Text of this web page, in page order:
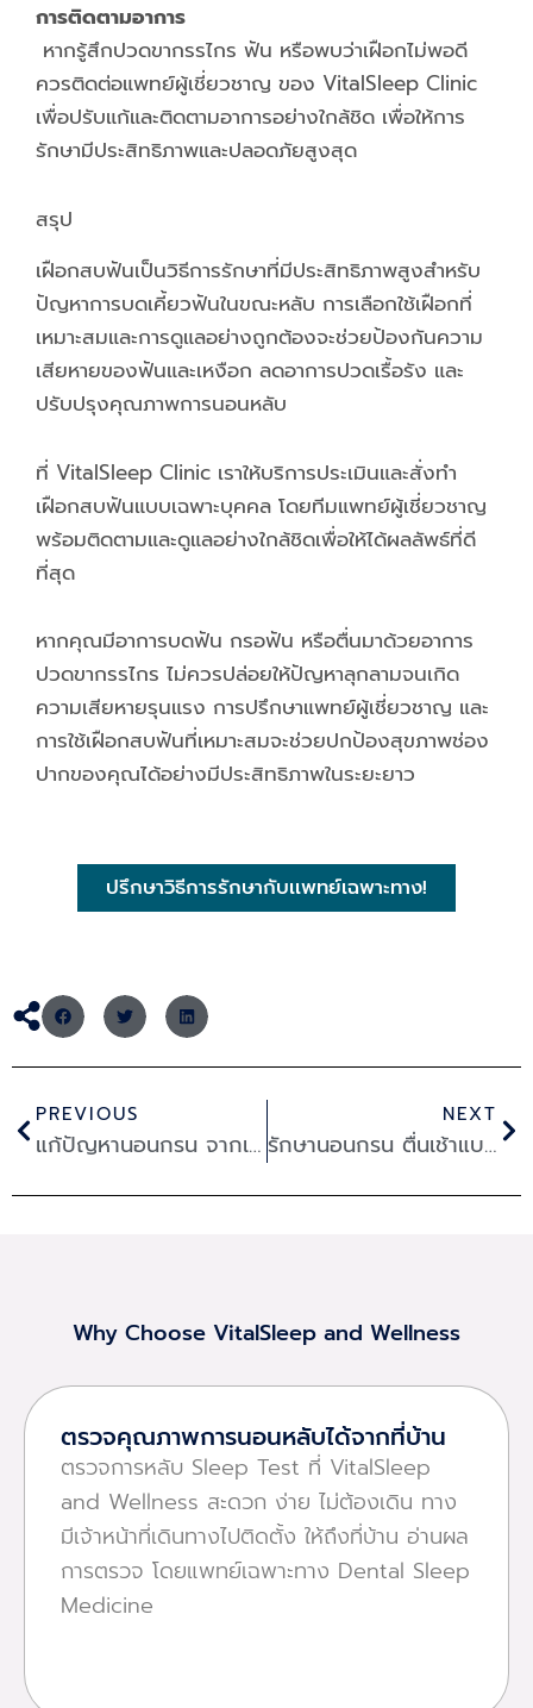
การติดตามอาการ
หากรู้สึกปวดขากรรไกร ฟัน หรือพบว่าเฝือกไม่พอดี
ควรติดต่อแพทย์ผู้เชี่ยวชาญ ของ VitalSleep Clinic
เพื่อปรับแก้และติดตามอาการอย่างใกล้ชิด เพื่อให้การ
รักษามีประสิทธิภาพและปลอดภัยสูงสุด
สรุป
เฝือกสบฟันเป็นวิธีการรักษาที่มีประสิทธิภาพสูงสำหรับ
ปัญหาการบดเคี้ยวฟันในขณะหลับ การเลือกใช้เฝือกที่
เหมาะสมและการดูแลอย่างถูกต้องจะช่วยป้องกันความ
เสียหายของฟันและเหงือก ลดอาการปวดเรื้อรัง และ
ปรับปรุงคุณภาพการนอนหลับ
ที่ VitalSleep Clinic เราให้บริการประเมินและสั่งทำ
เฝือกสบฟันแบบเฉพาะบุคคล โดยทีมแพทย์ผู้เชี่ยวชาญ
พร้อมติดตามและดูแลอย่างใกล้ชิดเพื่อให้ได้ผลลัพธ์ที่ดี
ที่สุด
หากคุณมีอาการบดฟัน กรอฟัน หรือตื่นมาด้วยอาการ
ปวดขากรรไกร ไม่ควรปล่อยให้ปัญหาลุกลามจนเกิด
ความเสียหายรุนแรง การปรึกษาแพทย์ผู้เชี่ยวชาญ และ
การใช้เฝือกสบฟันที่เหมาะสมจะช่วยปกป้องสุขภาพช่อง
ปากของคุณได้อย่างมีประสิทธิภาพในระยะยาว
ปรึกษาวิธีการรักษากับเเพทย์เฉพาะทาง!
Prev
PREVIOUS
แก้ปัญหานอนกรน จากเสียงกรนสู่การนอนหลับดีขึ้น
NEXT
รักษานอนกรน ตื่นเช้าแบบสมองโล่ง พร้อมโฟกัสเต็มที่
Why Choose VitalSleep and Wellness
ตรวจคุณภาพการนอนหลับได้จากที่บ้าน
ตรวจการหลับ Sleep Test ที่ VitalSleep
and Wellness สะดวก ง่าย ไม่ต้องเดิน ทาง
มีเจ้าหน้าที่เดินทางไปติดตั้ง ให้ถึงที่บ้าน อ่านผล
การตรวจ โดยแพทย์เฉพาะทาง Dental Sleep
Medicine